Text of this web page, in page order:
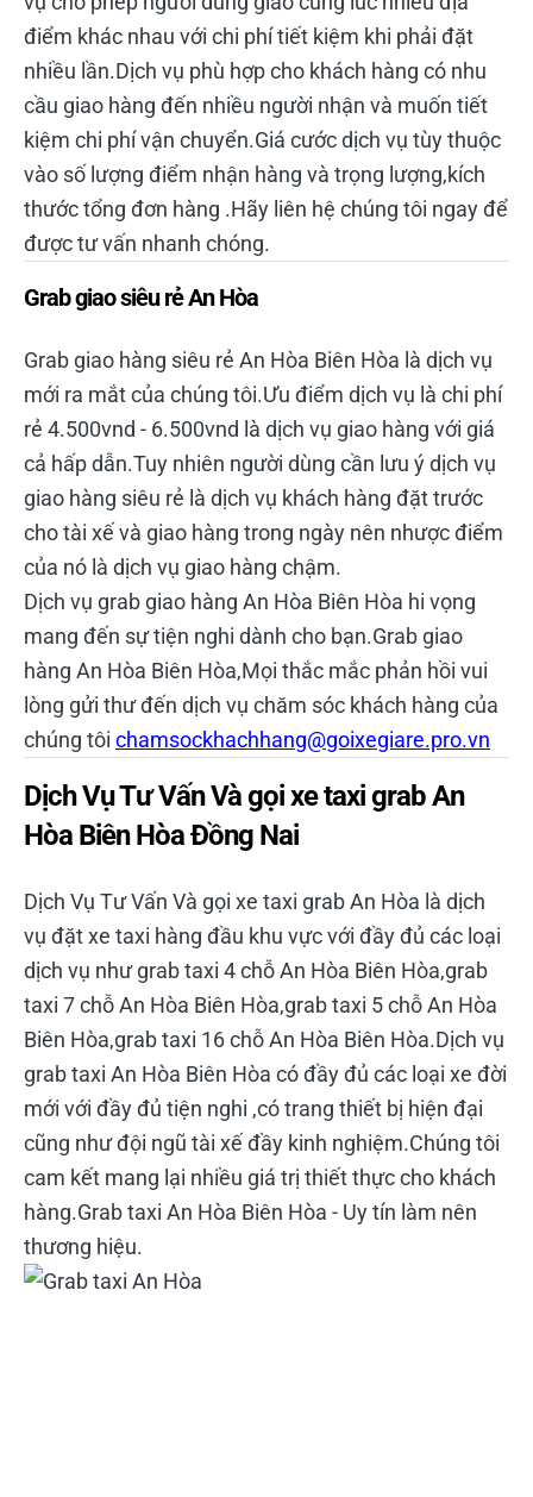
điểm khác nhau với chi phí tiết kiệm khi phải đặt
nhiều lần.Dịch vụ phù hợp cho khách hàng có nhu
cầu giao hàng đến nhiều người nhận và muốn tiết
kiệm chi phí vận chuyển.Giá cước dịch vụ tùy thuộc
vào số lượng điểm nhận hàng và trọng lượng,kích
thước tổng đơn hàng .Hãy liên hệ chúng tôi ngay để
được tư vấn nhanh chóng.
Grab giao siêu rẻ An Hòa
Grab giao hàng siêu rẻ An Hòa Biên Hòa là dịch vụ
mới ra mắt của chúng tôi.Ưu điểm dịch vụ là chi phí
rẻ 4.500vnd - 6.500vnd là dịch vụ giao hàng với giá
cả hấp dẫn.Tuy nhiên người dùng cần lưu ý dịch vụ
giao hàng siêu rẻ là dịch vụ khách hàng đặt trước
cho tài xế và giao hàng trong ngày nên nhược điểm
của nó là dịch vụ giao hàng chậm.
Dịch vụ grab giao hàng An Hòa Biên Hòa hi vọng
mang đến sự tiện nghi dành cho bạn.Grab giao
hàng An Hòa Biên Hòa,Mọi thắc mắc phản hồi vui
lòng gửi thư đến dịch vụ chăm sóc khách hàng của
chúng tôi chamsockhachhang@goixegiare.pro.vn
Dịch Vụ Tư Vấn Và gọi xe taxi grab An
Hòa Biên Hòa Đồng Nai
Dịch Vụ Tư Vấn Và gọi xe taxi grab An Hòa là dịch
vụ đặt xe taxi hàng đầu khu vực với đầy đủ các loại
dịch vụ như grab taxi 4 chỗ An Hòa Biên Hòa,grab
taxi 7 chỗ An Hòa Biên Hòa,grab taxi 5 chỗ An Hòa
Biên Hòa,grab taxi 16 chỗ An Hòa Biên Hòa.Dịch vụ
grab taxi An Hòa Biên Hòa có đầy đủ các loại xe đời
mới với đầy đủ tiện nghi ,có trang thiết bị hiện đại
cũng như đội ngũ tài xế đầy kinh nghiệm.Chúng tôi
cam kết mang lại nhiều giá trị thiết thực cho khách
hàng.Grab taxi An Hòa Biên Hòa - Uy tín làm nên
thương hiệu.